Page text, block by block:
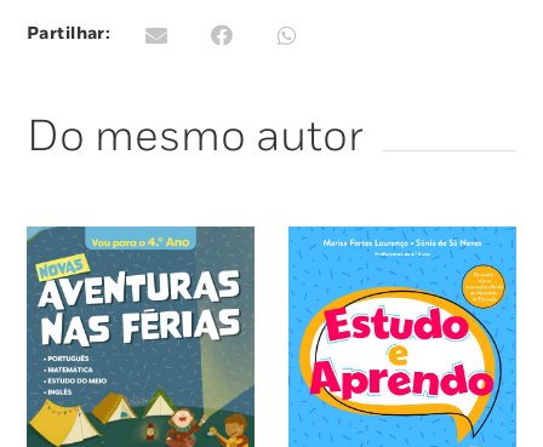
Partilhar:
Do mesmo autor